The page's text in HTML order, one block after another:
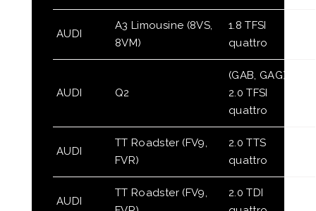
AUDI
A3 Limousine (8VS,
8VM)
1.8 TFSI
quattro
AUDI Q2
(GAB, GAG)
2.0 TFSI
quattro
AUDI
TT Roadster (FV9,
FVR)
2.0 TTS
quattro
AUDI
TT Roadster (FV9,
2.0 TDI